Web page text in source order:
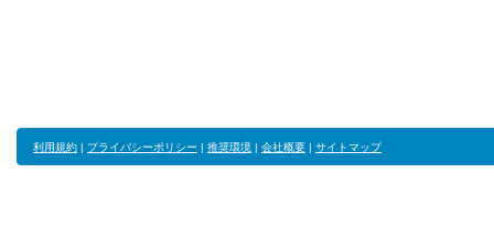
利用規約 | プライバシーポリシー | 推奨環境 | 会社概要 | サイトマップ